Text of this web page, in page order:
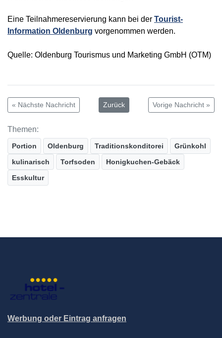
Eine Teilnahmereservierung kann bei der Tourist-
Information Oldenburg vorgenommen werden.
Quelle: Oldenburg Tourismus und Marketing GmbH (OTM)
« Nächste Nachricht Zurück Vorige Nachricht »
Themen:
Portion Oldenburg Traditionskonditorei
Grünkohl
kulinarisch
Torfsoden
Honigkuchen-Gebäck
Esskultur
Werbung oder Eintrag anfragen